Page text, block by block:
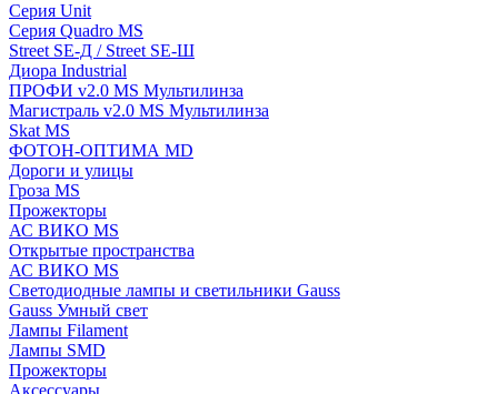
Серия Unit
Серия Quadro MS
Street SE-Д / Street SE-Ш
Диора Industrial
ПРОФИ v2.0 MS Мультилинза
Магистраль v2.0 MS Мультилинза
Skat MS
ФОТОН-ОПТИМА MD
Дороги и улицы
Гроза MS
Прожекторы
АС ВИКО MS
Открытые пространства
АС ВИКО MS
Светодиодные лампы и светильники Gauss
Gauss Умный свет
Лампы Filament
Лампы SMD
Прожекторы
Аксессуары